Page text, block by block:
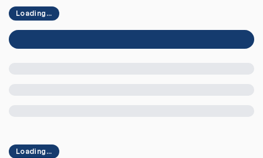
Loading...
Loading...